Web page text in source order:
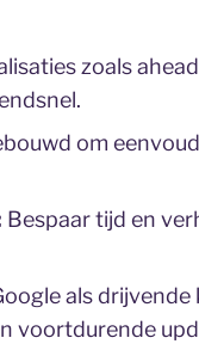
zoals
om
Bespaar tijd en
als
voortdurende